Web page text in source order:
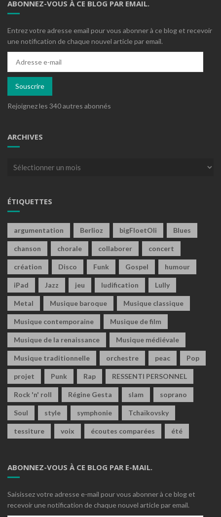
ABONNEZ-VOUS À CE BLOG PAR EMAIL.
Entrez votre adresse email pour vous abonner à ce blog et recevoir
une notification de chaque nouvel article par email.
mail
Souscrire
Rejoignez les 340 autres abonnés
ARCHIVES
Archives
ÉTIQUETTES
argumentation Berlioz bigFloetOli Blues
chanson chorale collaborer concert
création Disco Funk Gospel humour
iPad Jazz jeu ludification Lully
Metal Musique baroque Musique classique
Musique contemporaine Musique de film
Musique de la renaissance Musique médiévale
Musique traditionnelle orchestre peac Pop
projet Punk Rap RESSENTI PERSONNEL
Rock 'n' roll Régine Gesta slam soprano
Soul style symphonie Tchaïkovsky
tessiture voix écoutes comparées été
ABONNEZ-VOUS À CE BLOG PAR E-MAIL.
Saisissez votre adresse e-mail pour vous abonner à ce blog et
recevoir une notification de chaque nouvel article par email.